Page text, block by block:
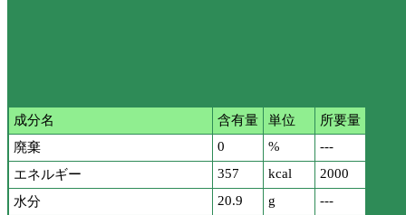
成分名 含有量 単位
所要量
廃棄
0 %
---
エネルギー
357 kcal
2000
水分
20.9 g
---